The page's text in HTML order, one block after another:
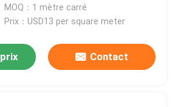
de chirurgie
l'hôpital
MOQ：1 mètre carré
Prix：USD13 per square meter
Contact